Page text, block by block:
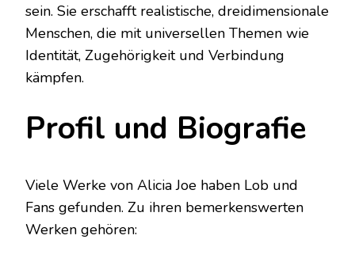
sein. Sie erschafft realistische, dreidimensionale
Menschen, die mit universellen Themen wie
Identität, Zugehörigkeit und Verbindung
kämpfen.
Profil und Biografie
Viele Werke von Alicia Joe haben Lob und
Fans gefunden. Zu ihren bemerkenswerten
Werken gehören: